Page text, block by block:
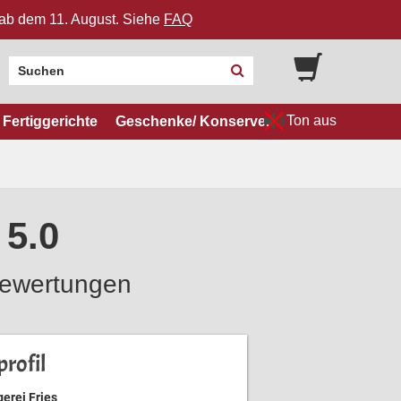
dem 11. August. Siehe FAQ
Fertiggerichte Geschenke/ Konserven Ton aus
Fries